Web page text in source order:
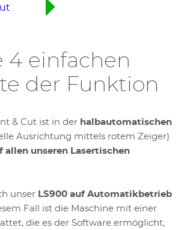
4 einfachen
der Funktion
& Cut ist in der halbautomatischen
Ausrichtung mittels rotem Zeiger)
allen unseren Lasertischen
unser LS900 auf Automatikbetrieb
Fall ist die Maschine mit einer
die es der Software ermöglicht,